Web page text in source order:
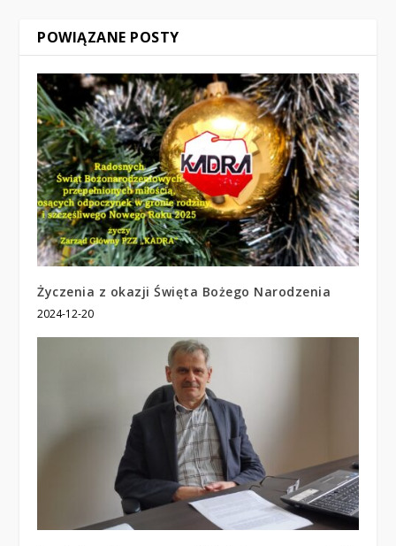
POWIĄZANE POSTY
Życzenia z okazji Święta Bożego Narodzenia
2024-12-20